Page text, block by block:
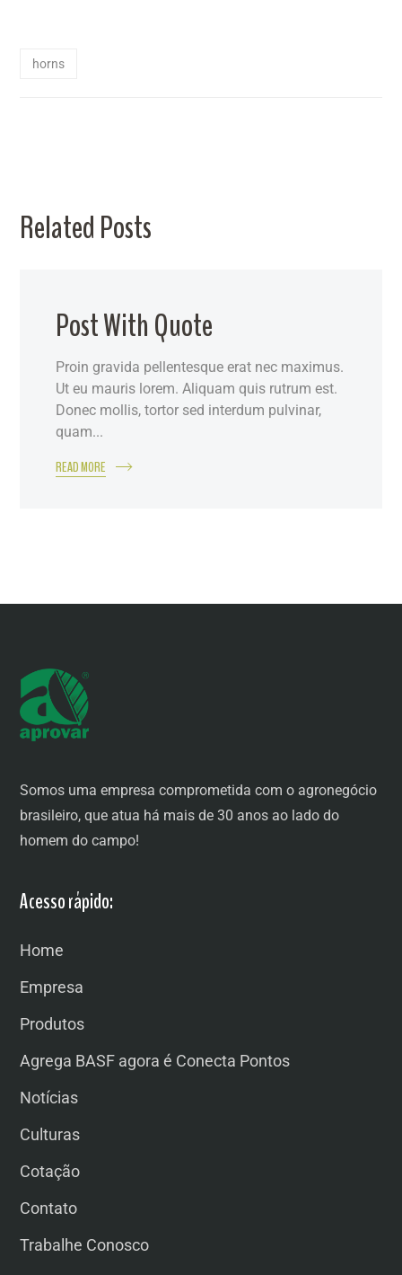
horns
Related Posts
Post With Quote
Proin gravida pellentesque erat nec maximus.
Ut eu mauris lorem. Aliquam quis rutrum est.
Donec mollis, tortor sed interdum pulvinar,
quam...
READ MORE
Somos uma empresa comprometida com o agronegócio
brasileiro, que atua há mais de 30 anos ao lado do
homem do campo!
Acesso rápido:
Home
Empresa
Produtos
Agrega BASF agora é Conecta Pontos
Notícias
Culturas
Cotação
Contato
Trabalhe Conosco